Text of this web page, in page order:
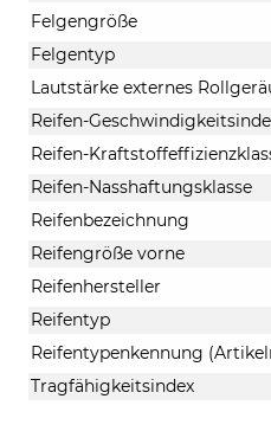
Felgengröße
Felgentyp
Lautstärke externes
Reifen-
Reifen-
Reifen-Nasshaftungsklasse
Reifenbezeichnung
Reifengröße vorne
Reifenhersteller
Reifentyp
Reifentypenkennung
Tragfähigkeitsindex